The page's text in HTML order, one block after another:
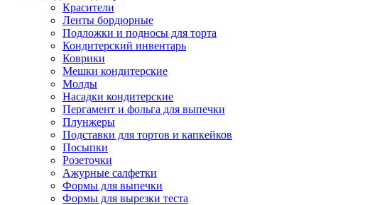
Красители
Ленты бордюрные
Подложки и подносы для торта
Кондитерский инвентарь
Коврики
Мешки кондитерские
Молды
Насадки кондитерские
Пергамент и фольга для выпечки
Плунжеры
Подставки для тортов и капкейков
Посыпки
Розеточки
Ажурные салфетки
Формы для выпечки
Формы для вырезки теста